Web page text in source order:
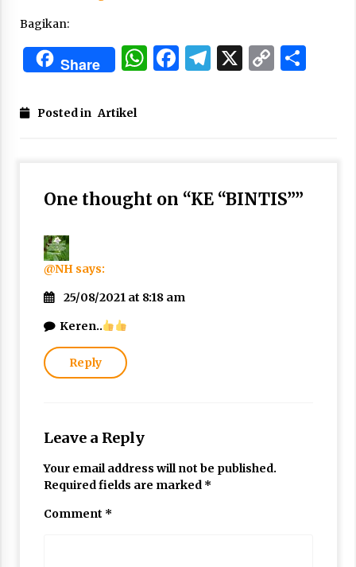
Bagikan:
Share WhatsApp
Facebook
Telegram
X Copy
Posted in Artikel
One thought on “KE “BINTIS””
@NH says:
25/08/2021 at 8:18 am
Keren..
Reply
Leave a Reply
Your email address will not be published.
Required fields are marked *
Comment *